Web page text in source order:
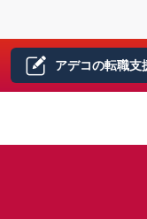
アデコの転職支